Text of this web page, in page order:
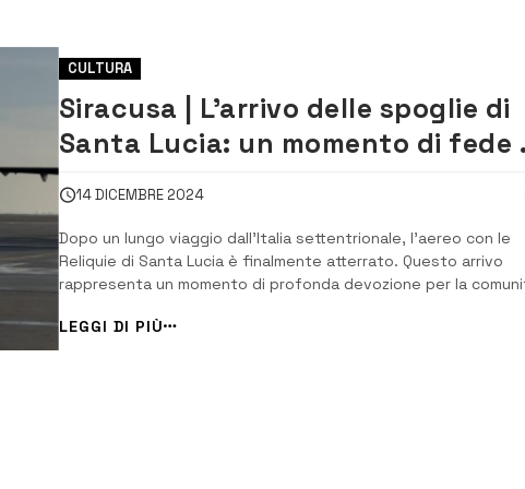
CULTURA
Siracusa | L’arrivo delle spoglie di
Santa Lucia: un momento di fede
devozione [VIDEO]
14 DICEMBRE 2024
Dopo un lungo viaggio dall’Italia settentrionale, l’aereo con le
Reliquie di Santa Lucia è finalmente atterrato. Questo arrivo
rappresenta un momento di profonda devozione per la
festa religiosa. In un messaggio che accompagna l’inizio di
importante evento religioso,...
LEGGI DI PIÙ